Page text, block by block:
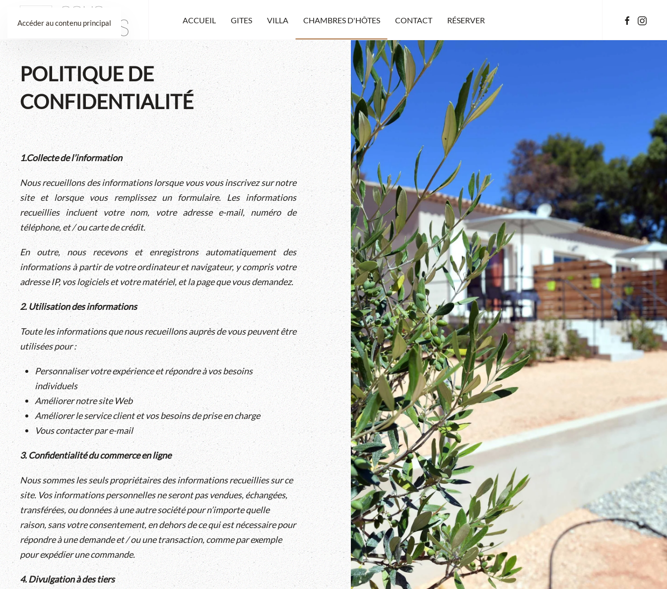
Accéder au contenu principal ACCUEIL GITES VILLA CHAMBRES D'HÔTES CONTACT RÉSERVER
POLITIQUE DE
CONFIDENTIALITÉ
1.Collecte de l’information
Nous recueillons des informations lorsque vous vous inscrivez sur notre
site et lorsque vous remplissez un formulaire. Les informations
recueillies incluent votre nom, votre adresse e-mail, numéro de
téléphone, et / ou carte de crédit.
En outre, nous recevons et enregistrons automatiquement des
informations à partir de votre ordinateur et navigateur, y compris votre
adresse IP, vos logiciels et votre matériel, et la page que vous demandez.
2. Utilisation des informations
Toute les informations que nous recueillons auprès de vous peuvent être
utilisées pour :
Personnaliser votre expérience et répondre à vos besoins
individuels
Améliorer notre site Web
Améliorer le service client et vos besoins de prise en charge
Vous contacter par e-mail
3. Confidentialité du commerce en ligne
Nous sommes les seuls propriétaires des informations recueillies sur ce
site. Vos informations personnelles ne seront pas vendues, échangées,
transférées, ou données à une autre société pour n’importe quelle
raison, sans votre consentement, en dehors de ce qui est nécessaire pour
répondre à une demande et / ou une transaction, comme par exemple
pour expédier une commande.
4. Divulgation à des tiers